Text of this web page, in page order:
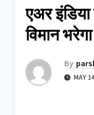
एअर
विमान
By
MAY